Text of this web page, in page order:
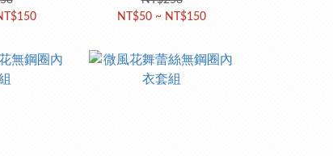
NT$50 ~ NT$150